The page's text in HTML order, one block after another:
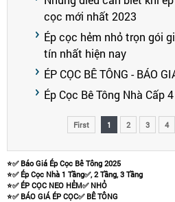
cọc mới nhất 2023
Ép cọc hẻm nhỏ trọn gói
tín nhất hiện nay
ÉP CỌC BÊ TÔNG - BÁO
Ép Cọc Bê Tông Nhà Cấp
First 1 2 3 4
⭐️✅ Báo Giá Ép Cọc Bê Tông 2025
⭐️✅ Ép Cọc Nhà 1 Tầng✅, 2 Tầng, 3 Tầng
⭐️✅ ÉP CỌC NEO HẺM✅ NHỎ
⭐️✅ BÁO GIÁ ÉP CỌC✅ BÊ TÔNG